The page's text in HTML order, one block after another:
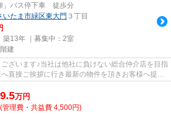
」バス停下車 徒歩分
いたま市緑区東大門 ３丁目
築13年 ｜募集中： 2室
建
ざいます♪当社は他社に負けない総合仲介店を目指
直接ご挨拶に行き最新の物件を頂きお客様へ提供
9.5万円
(管理費・共益費 4,500円)